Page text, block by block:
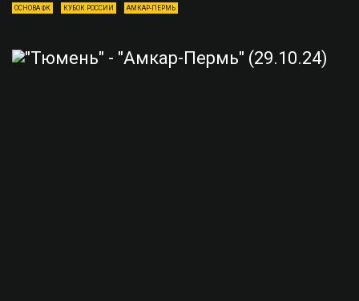
ОСНОВА ФК КУБОК РОССИИ АМКАР-ПЕРМЬ